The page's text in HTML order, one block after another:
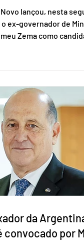
lançou, nesta
ex-governador de
Zema como
A convenção
do presidente
Eduardo Ribeiro, e do
filiado ao Novo
2023. Formado em
de empresas pela
da
convocado por